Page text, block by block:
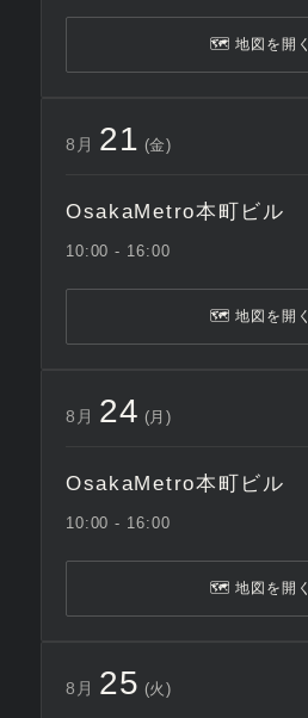
🗺 地図を開く
8月 21 (金)
OsakaMetro本町ビル
10:00 - 16:00
🗺 地図を開く
8月 24 (月)
OsakaMetro本町ビル
10:00 - 16:00
🗺 地図を開く
8月 25 (火)